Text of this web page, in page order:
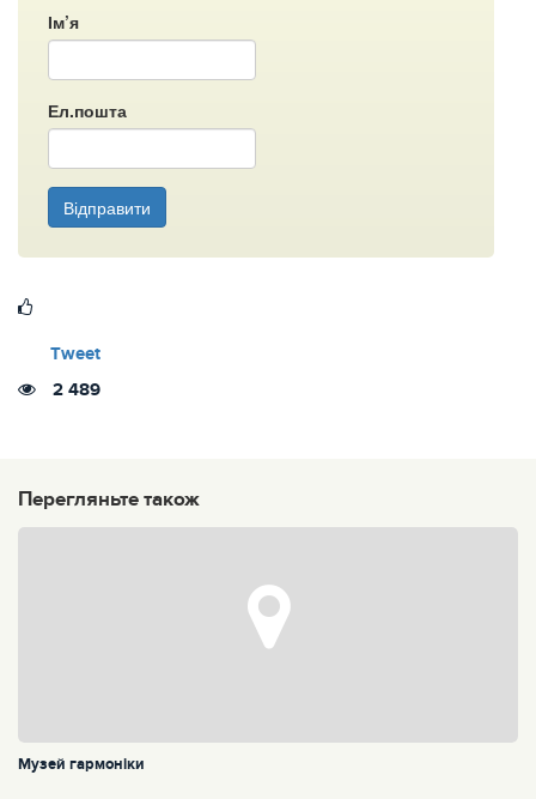
Ім’я
Ел.пошта
Відправити
Tweet
2 489
Перегляньте також
Музей гармоніки